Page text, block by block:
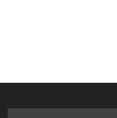
disponibles sur le